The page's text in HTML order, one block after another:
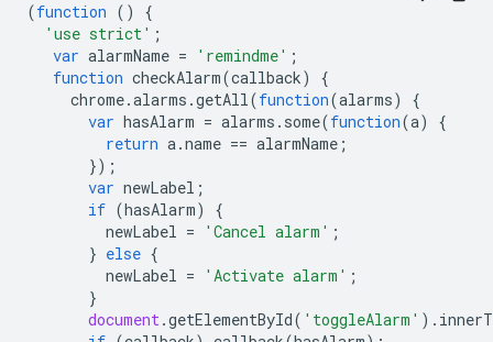
(function ()
{
'use strict' ;
var alarmName = 'remindme' ;
function checkAlarm(callback)
{
chrome.alarms .getAll(function(alarms)
{
var hasAlarm = alarms . some(function(a)
{
return a.name == alarmName ;
});
var newLabel ;
if (hasAlarm)
{
newLabel = 'Cancel alarm' ;
} else {
newLabel = 'Activate alarm' ;
}
document.getElementById( 'toggleAlarm' ).